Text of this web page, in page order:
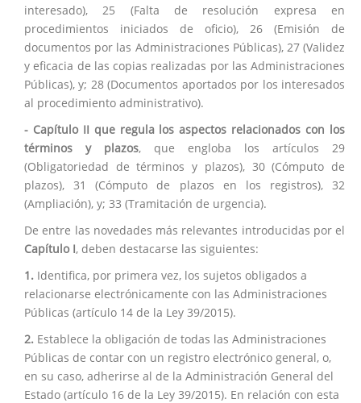
interesado), 25 (Falta de resolución expresa en
procedimientos iniciados de oficio), 26 (Emisión de
documentos por las Administraciones Públicas), 27 (Validez
y eficacia de las copias realizadas por las Administraciones
Públicas), y; 28 (Documentos aportados por los interesados
al procedimiento administrativo).
- Capítulo II que regula los aspectos relacionados con los
términos y plazos, que engloba los artículos 29
(Obligatoriedad de términos y plazos), 30 (Cómputo de
plazos), 31 (Cómputo de plazos en los registros), 32
(Ampliación), y; 33 (Tramitación de urgencia).
De entre las novedades más relevantes introducidas por el
Capítulo I, deben destacarse las siguientes:
1. Identifica, por primera vez, los sujetos obligados a
relacionarse electrónicamente con las Administraciones
Públicas (artículo 14 de la Ley 39/2015).
2. Establece la obligación de todas las Administraciones
Públicas de contar con un registro electrónico general, o,
en su caso, adherirse al de la Administración General del
Estado (artículo 16 de la Ley 39/2015). En relación con esta